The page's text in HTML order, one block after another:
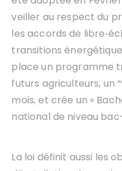
veiller au respect du
les accords de
transitions
place un programme
futurs agriculteurs, un
mois, et crée un «
national de niveau
La loi définit aussi les